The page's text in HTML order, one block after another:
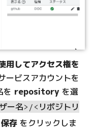
用してアクセス権を
ービスアカウントを
を repository を選
ー名>/<リポジトリ
保存 をクリックしま